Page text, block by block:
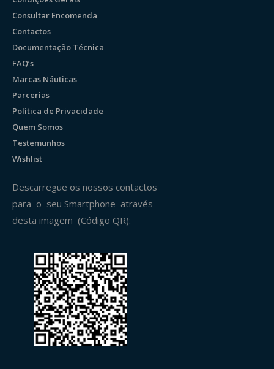
Consultar Encomenda
Contactos
Documentação Técnica
FAQ’s
Marcas Náuticas
Parcerias
Política de Privacidade
Quem Somos
Testemunhos
Wishlist
Descarregue os nossos contactos
para o seu Smartphone através
desta imagem (Código QR):